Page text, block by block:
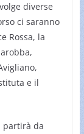
diverse
ci saranno
Rossa, la
e il
partirà da